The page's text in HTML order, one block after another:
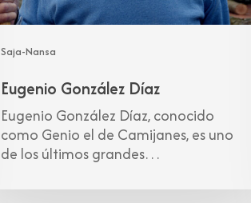
Saja-Nansa
Eugenio González Díaz
Eugenio González Díaz, conocido
como Genio el de Camijanes, es uno
de los últimos grandes…